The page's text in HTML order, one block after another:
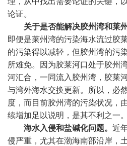
论证。
关于是否能解决胶州湾和莱
即便是莱州湾的污染海水流过胶
的污染得以减轻，但胶州湾的污
所难免。因为胶莱河口处于胶州
河汇合，一同流入胶州湾，胶莱
与湾外海水交换更新。所以，必
度，而目前胶州湾的污染状况，
续增加足以说明，是其不利之一。
海水入侵和盐碱化问题。近
侵严重，尤其在渤海南部沿岸，